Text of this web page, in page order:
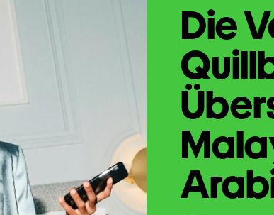
Die